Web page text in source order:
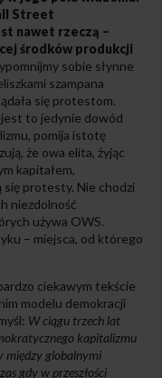
Street
nawet rzeczą –
środków produkcji
sobie słynne
szampana
się protestom.
jest to jedynie dowód
pomija istotę
że owa elita, żyjąc
kapitałem,
się protesty. Nie chodzi
niezdolność
używa OWS.
– miejsca, od którego
ciekawym tekście
modelu demokracji
W ciągu trzech lat
kapitalizmu
między globalnymi
gdy w przeszłości